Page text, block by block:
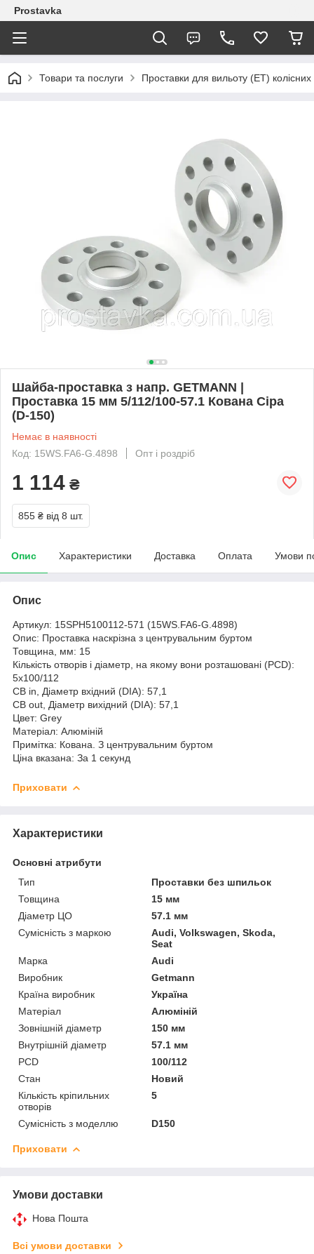
Prostavka
Товари та послуги Проставки для вильоту (ЕТ) колісних
Шайба-проставка з напр. GETMANN |
Проставка 15 мм 5/112/100-57.1 Кована Сіра
(D-150)
Немає в наявності
Код: 15WS.FA6-G.4898
Опт і роздріб
1 114 ₴
855 ₴ від 8 шт.
Опис Характеристики Доставка Оплата Умови
Опис
Артикул: 15SPH5100112-571 (15WS.FA6-G.4898)
Опис: Проставка наскрізна з центрувальним буртом
Товщина, мм: 15
Кількість отворів і діаметр, на якому вони розташовані (PCD):
5х100/112
CB in, Діаметр вхідний (DIA): 57,1
CB out, Діаметр вихідний (DIA): 57,1
Цвет: Grey
Матеріал: Алюміній
Примітка: Кована. З центрувальним буртом
Ціна вказана: За 1 секунд
Приховати
Характеристики
Основні атрибути
Тип
Проставки без шпильок
Товщина
15 мм
Діаметр ЦО
57.1 мм
Сумісність з маркою
Audi, Volkswagen, Skoda,
Seat
Марка
Audi
Виробник
Getmann
Країна виробник
Україна
Матеріал
Алюміній
Зовнішній діаметр
150 мм
Внутрішній діаметр
57.1 мм
PCD
100/112
Стан
Новий
Кількість кріпильних
отворів
5
Сумісність з моделлю D150
Приховати
Умови доставки
Нова Пошта
Всі умови доставки